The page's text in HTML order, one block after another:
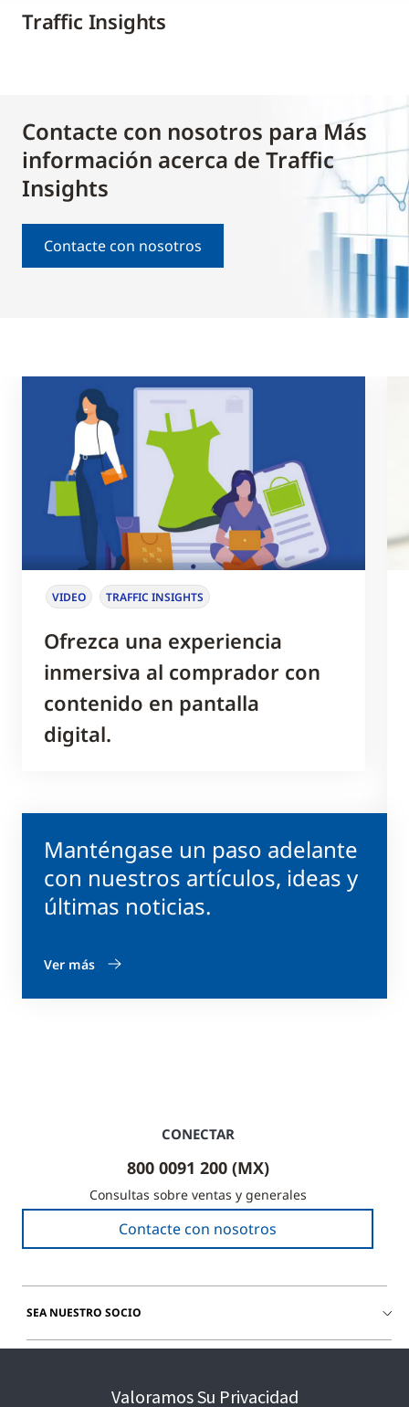
Traffic Insights
Contacte con nosotros para Más
información acerca de Traffic
Insights
Contacte con nosotros
Manténgase un paso adelante
con nuestros artículos, ideas y
últimas noticias.
Ver más
VIDEO TRAFFIC INSIGHTS
Ofrezca una experiencia
inmersiva al comprador con
contenido en pantalla
digital.
CONECTAR
800 0091 200 (MX)
Consultas sobre ventas y generales
Contacte con nosotros
SEA NUESTRO SOCIO
Valoramos Su Privacidad